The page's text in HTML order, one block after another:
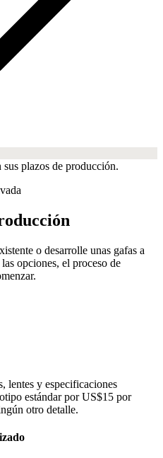
plazos de producción.
o desarrolle unas gafas a
opciones, el proceso de
lentes y especificaciones
estándar por US$15 por
otro detalle.